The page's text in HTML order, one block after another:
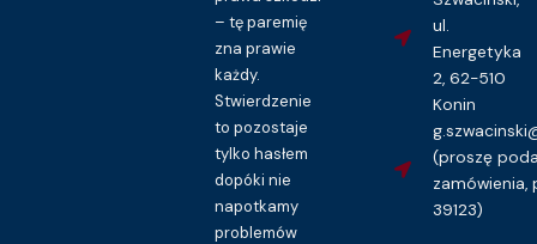
– tę paremię
zna prawie
każdy.
Stwierdzenie
to pozostaje
tylko hasłem
dopóki nie
napotkamy
problemów
ul.
Energetyka
2, 62-510
Konin
(proszę
zamówienia,
39123)